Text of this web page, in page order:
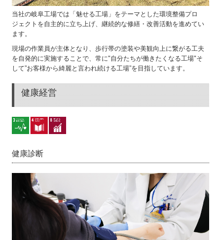
当社の岐阜工場では「魅せる工場」をテーマとした環境整備プロ
ジェクトを自主的に立ち上げ、継続的な修繕・改善活動を進めてい
ます。
現場の作業員が主体となり、歩行帯の塗装や美観向上に繋がる工夫
を自発的に実施することで、常に"自分たちが働きたくなる工場"そ
して”お客様から綺麗と言われ続ける工場”を目指しています。
健康経営
健康診断